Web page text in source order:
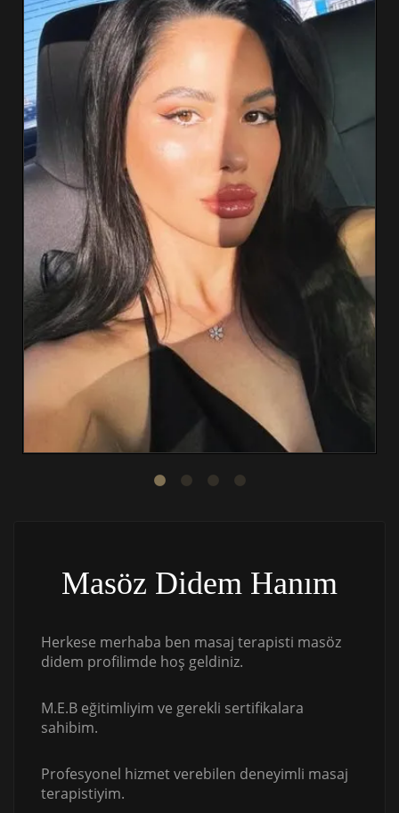
Masöz Didem Hanım
Herkese merhaba ben masaj terapisti masöz
didem profilimde hoş geldiniz.
M.E.B eğitimliyim ve gerekli sertifikalara
sahibim.
Profesyonel hizmet verebilen deneyimli masaj
terapistiyim.